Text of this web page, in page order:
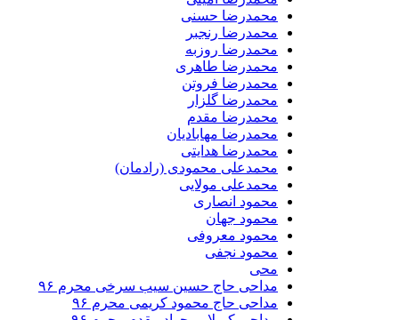
محمدرضا حسنی
محمدرضا رنجبر
محمدرضا روزبه
محمدرضا طاهری
محمدرضا فروتن
محمدرضا گلزار
محمدرضا مقدم
محمدرضا مهابادیان
محمدرضا هدایتی
محمدعلی محمودی (رادمان)
محمدعلی مولایی
محمود انصاری
محمود جهان
محمود معروفی
محمود نجفی
محی
مداحی حاج حسین سیب سرخی محرم ۹۶
مداحی حاج محمود کریمی محرم ۹۶